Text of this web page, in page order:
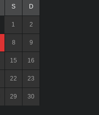
S D
1 2
8 9
15 16
22 23
29 30